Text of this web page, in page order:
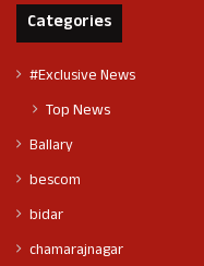
Categories
#Exclusive News
Top News
Ballary
bescom
bidar
chamarajnagar